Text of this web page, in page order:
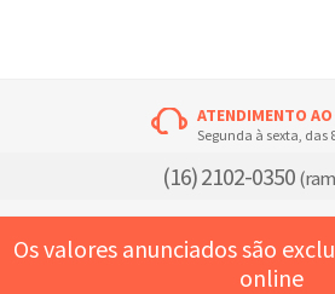
ATENDIMENTO
Segunda à sexta, das
(16) 2102-0350
Os valores anunciados são
online